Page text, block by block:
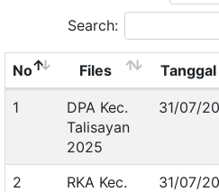
Search:
No Files Tanggal
1
DPA Kec.
Talisayan
2025
31/07/
2
RKA Kec.
31/07/